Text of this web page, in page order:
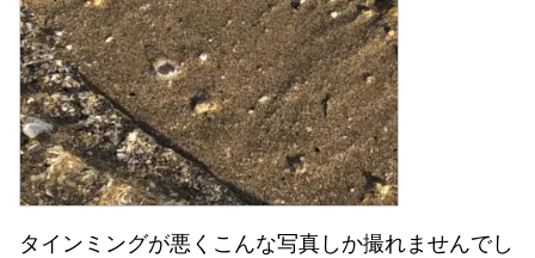
タインミングが悪くこんな写真しか撮れませんでし